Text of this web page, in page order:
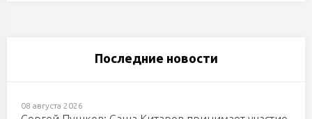
Последние новости
08 августа 2026